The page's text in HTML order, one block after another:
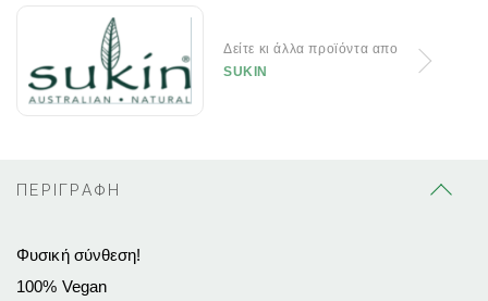
Δείτε κι άλλα προϊόντα απο
SUKIN
ΠΕΡΙΓΡΑΦΗ
Φυσική σύνθεση!
100% Vegan